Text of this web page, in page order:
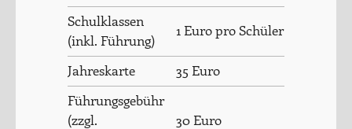
Schulklassen
(inkl. Führung)
1 Euro pro Schüler
Jahreskarte
35 Euro
Führungsgebühr
(zzgl.
30 Euro